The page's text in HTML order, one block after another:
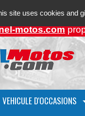
magasin Mon compte
VEHICULE D'OCCASIONS
site uses cookies and